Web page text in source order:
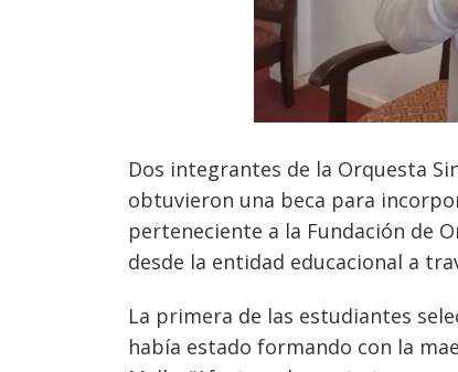
Dos integrantes de la Orquesta
obtuvieron una beca para
perteneciente a la Fundación de
desde la entidad educacional a
La primera de las estudiantes
había estado formando con la